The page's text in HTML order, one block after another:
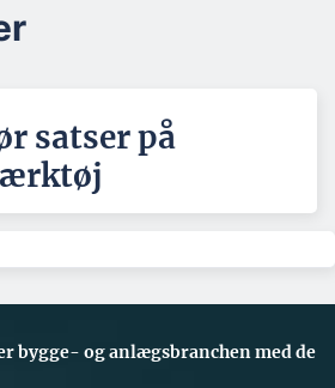
satser på
bygge- og anlægsbranchen med de